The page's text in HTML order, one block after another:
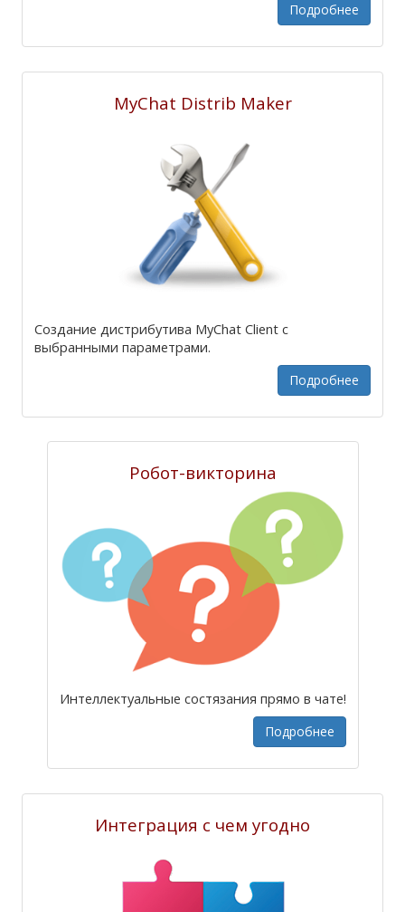
Подробнее
MyChat Distrib Maker
Создание дистрибутива MyChat Client с
выбранными параметрами.
Подробнее
Робот-викторина
Интеллектуальные состязания прямо в чате!
Подробнее
Интеграция с чем угодно